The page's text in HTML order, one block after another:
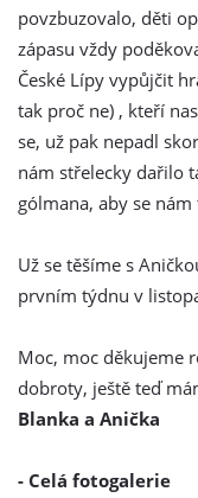
povzbuzovalo, děti
zápasu vždy
České Lípy vypůjčit
tak proč ne) , kteří
se, už pak nepadl
nám střelecky dařilo
gólmana, aby se
Už se těšíme s
prvním týdnu v
Moc, moc děkujeme
dobroty, ještě teď
Blanka a Anička
- Celá fotogalerie